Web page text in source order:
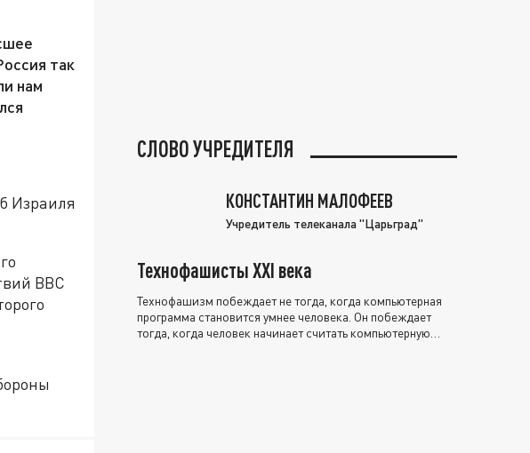
так
нам
Израиля
ВВС
СЛОВО УЧРЕДИТЕЛЯ
КОНСТАНТИН МАЛОФЕЕВ
Учредитель телеканала "Царьград"
Технофашисты XXI века
Технофашизм побеждает не тогда, когда компьютерная
программа становится умнее человека. Он побеждает
тогда, когда человек начинает считать компьютерную